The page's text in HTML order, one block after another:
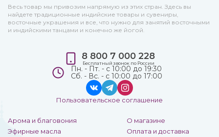
Весь товар мы привозим напрямую из этих стран. Здесь вы
найдете традиционные индийские товары и сувениры,
восточные украшения и все, что нужно для занятий восточными
и индийскими танцами и конечно же йогой.
Арома и благовония
Эфирные масла
О магазине
Оплата и доставка
8 800 7 000 228
Бесплатный звонок по России
Пн. - Пт. - с 10:00 до 19:30
Сб. - Вс. - с 10:00 до 17:00
Пользовательское соглашение